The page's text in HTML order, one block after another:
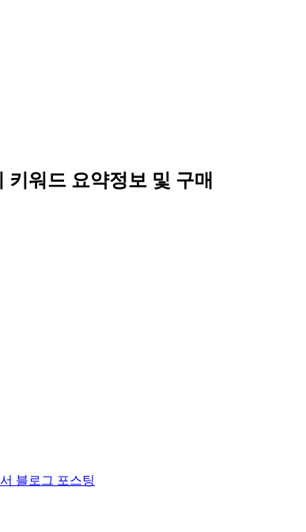
키워드 요약정보 및 구매
블로그 포스팅